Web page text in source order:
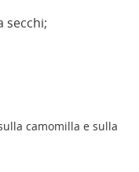
secchi;
camomilla e sulla